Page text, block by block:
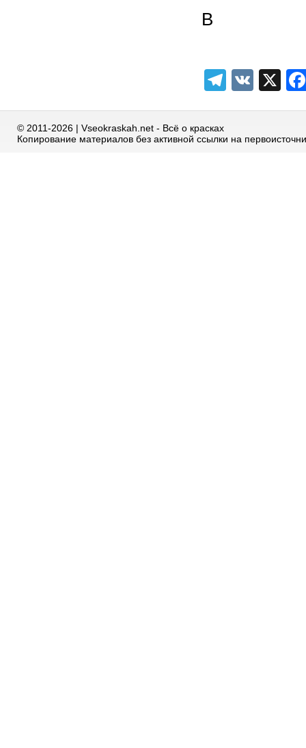
В
VK X
© 2011-2026 | Vseokraskah.net - Всё о красках
Копирование материалов без активной ссылки на